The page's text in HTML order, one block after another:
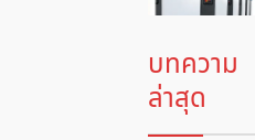
บทความ
ล่าสุด